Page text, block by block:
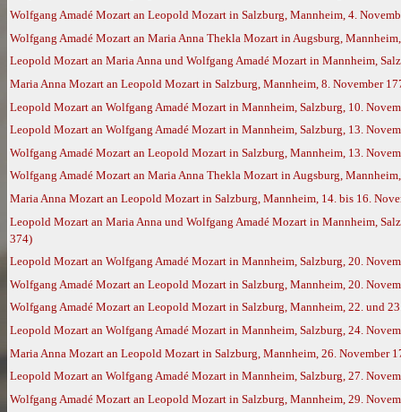
Wolfgang Amadé Mozart an Leopold Mozart in Salzburg, Mannheim, 4.
Wolfgang Amadé Mozart an Maria Anna Thekla Mozart in Augsburg,
Leopold Mozart an Maria Anna und Wolfgang Amadé Mozart in Mannheim,
Maria Anna Mozart an Leopold Mozart in Salzburg, Mannheim, 8. November
Leopold Mozart an Wolfgang Amadé Mozart in Mannheim, Salzburg, 10.
Leopold Mozart an Wolfgang Amadé Mozart in Mannheim, Salzburg, 13.
Wolfgang Amadé Mozart an Leopold Mozart in Salzburg, Mannheim, 13.
Wolfgang Amadé Mozart an Maria Anna Thekla Mozart in Augsburg,
Maria Anna Mozart an Leopold Mozart in Salzburg, Mannheim, 14. bis 16.
Leopold Mozart an Maria Anna und Wolfgang Amadé Mozart in Mannheim,
374)
Leopold Mozart an Wolfgang Amadé Mozart in Mannheim, Salzburg, 20.
Wolfgang Amadé Mozart an Leopold Mozart in Salzburg, Mannheim, 20.
Wolfgang Amadé Mozart an Leopold Mozart in Salzburg, Mannheim, 22. und
Leopold Mozart an Wolfgang Amadé Mozart in Mannheim, Salzburg, 24.
Maria Anna Mozart an Leopold Mozart in Salzburg, Mannheim, 26. November
Leopold Mozart an Wolfgang Amadé Mozart in Mannheim, Salzburg, 27.
Wolfgang Amadé Mozart an Leopold Mozart in Salzburg, Mannheim, 29.